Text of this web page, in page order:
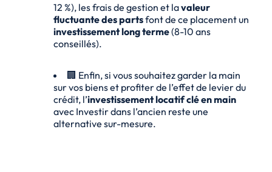
12 %), les frais de gestion et lavaleur
fluctuante des partsfont de ce placement un
investissement long terme(8-10 ans
conseillés).
🏢 Enfin, si vous souhaitez garder la main
sur vos biens et profiter de l’effet de levier du
crédit, l’investissement locatif clé en main
avec Investir dans l’ancien reste une
alternative sur-mesure.